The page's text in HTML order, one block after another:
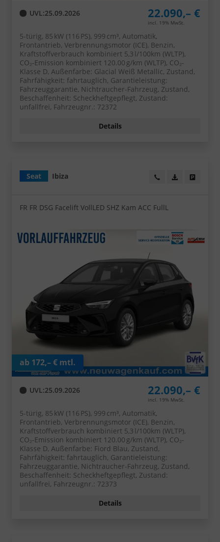
UVL:25.09.2026 22.090,– €
incl. 19% MwSt.
5-türig, 85 kW (116 PS), 999 cm³, Automatik,
Frontantrieb, Verbrennungsmotor (ICE), Benzin,
Kraftstoffverbrauch kombiniert 5,3 l/100km (WLTP),
CO₂-Emission kombiniert 120.00 g/km (WLTP), CO₂-
Klasse D, Außenfarbe: Glacial Weiß Metallic, Zustand,
Fahrfähigkeit: fahrtauglich, Garantieleistung:
Fahrzeuggarantie, Nichtraucher-Fahrzeug, Zustand,
Beschaffenheit: Scheckheftgepflegt, Zustand:
unfallfrei, Fahrzeugnr.: 72372
Details
Seat Ibiza Wir rufen Sie an!
PDF-Datei,
FR FR DSG Facelift VollLED SHZ Kam ACC FullL
UVL:25.09.2026 22.090,– €
incl. 19% MwSt.
ab 172,– € mtl.
5-türig, 85 kW (116 PS), 999 cm³, Automatik,
Frontantrieb, Verbrennungsmotor (ICE), Benzin,
Kraftstoffverbrauch kombiniert 5,3 l/100km (WLTP),
CO₂-Emission kombiniert 120.00 g/km (WLTP), CO₂-
Klasse D, Außenfarbe: Fiord Blau, Zustand,
Fahrfähigkeit: fahrtauglich, Garantieleistung:
Fahrzeuggarantie, Nichtraucher-Fahrzeug, Zustand,
Beschaffenheit: Scheckheftgepflegt, Zustand:
unfallfrei, Fahrzeugnr.: 72373
Details